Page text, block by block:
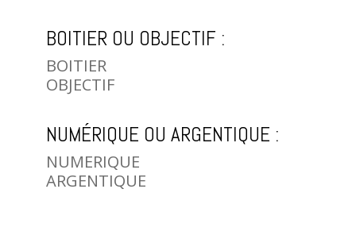
BOITIER OU OBJECTIF :
BOITIER
OBJECTIF
NUMÉRIQUE OU ARGENTIQUE :
NUMERIQUE
ARGENTIQUE